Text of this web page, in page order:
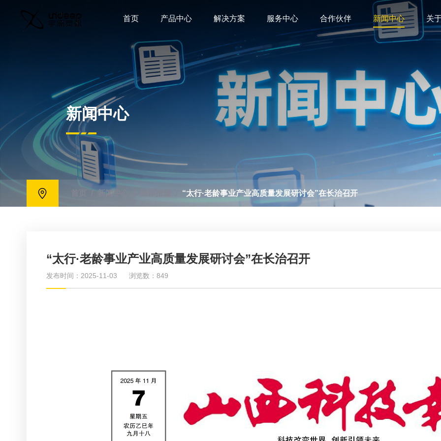
首页 产品中心 解决方案 服务中心 合作伙伴 新闻中心 关
新闻中心
/ 新闻中心 “太行·老龄事业产业高质量发展研讨会”在长治召开
“太行·老龄事业产业高质量发展研讨会”在长治召开
发布时间：2025-11-03 浏览数：849